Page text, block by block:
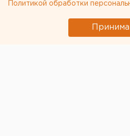
Политикой обработки